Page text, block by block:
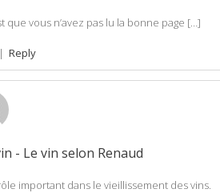
vous n’avez pas lu la bonne page […]
| Reply
- Le vin selon Renaud
important dans le vieillissement des vins.